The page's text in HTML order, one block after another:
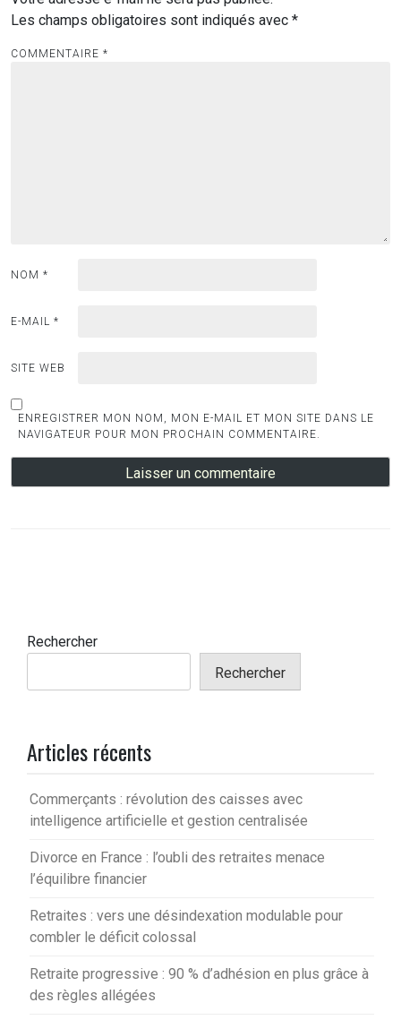
Les champs obligatoires sont indiqués avec *
COMMENTAIRE *
NOM *
E-MAIL *
SITE WEB
ENREGISTRER MON NOM, MON E-MAIL ET MON SITE DANS LE
NAVIGATEUR POUR MON PROCHAIN COMMENTAIRE.
Rechercher
Rechercher
Articles récents
Commerçants : révolution des caisses avec
intelligence artificielle et gestion centralisée
Divorce en France : l’oubli des retraites menace
l’équilibre financier
Retraites : vers une désindexation modulable pour
combler le déficit colossal
Retraite progressive : 90 % d’adhésion en plus grâce à
des règles allégées